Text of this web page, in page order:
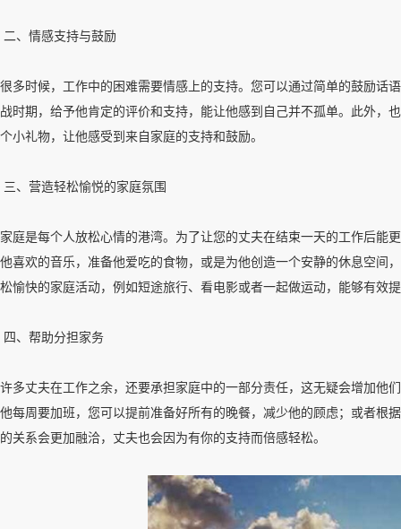
二、情感支持与鼓励
很多时候，工作中的困难需要情感上的支持。您可以通过简单的鼓励话
战时期，给予他肯定的评价和支持，能让他感到自己并不孤单。此外，
个小礼物，让他感受到来自家庭的支持和鼓励。
三、营造轻松愉悦的家庭氛围
家庭是每个人放松心情的港湾。为了让您的丈夫在结束一天的工作后能
他喜欢的音乐，准备他爱吃的食物，或是为他创造一个安静的休息空间
松愉快的家庭活动，例如短途旅行、看电影或者一起做运动，能够有效
四、帮助分担家务
许多丈夫在工作之余，还要承担家庭中的一部分责任，这无疑会增加他
他每周要加班，您可以提前准备好所有的晚餐，减少他的顾虑；或者根
的关系会更加融洽，丈夫也会因为有你的支持而倍感轻松。